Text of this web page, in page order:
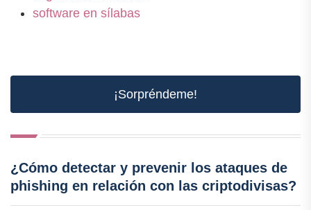
software en sílabas
¡Sorpréndeme!
¿Cómo detectar y prevenir los ataques de
phishing en relación con las criptodivisas?